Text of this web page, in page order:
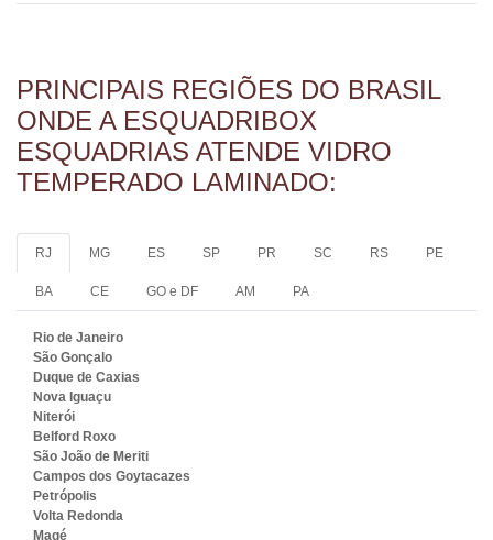
PRINCIPAIS REGIÕES DO BRASIL
ONDE A ESQUADRIBOX
ESQUADRIAS ATENDE VIDRO
TEMPERADO LAMINADO:
RJ MG ES SP PR SC RS PE
BA CE GO e DF AM PA
Rio de Janeiro
São Gonçalo
Duque de Caxias
Nova Iguaçu
Niterói
Belford Roxo
São João de Meriti
Campos dos Goytacazes
Petrópolis
Volta Redonda
Magé